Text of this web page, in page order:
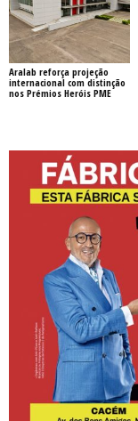
Aralab reforça projeção
internacional com distinção
nos Prémios Heróis PME